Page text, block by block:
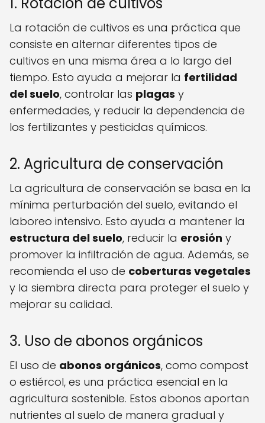
La rotación de cultivos es una práctica que
consiste en alternar diferentes tipos de
cultivos en una misma área a lo largo del
tiempo. Esto ayuda a mejorar la fertilidad
del suelo, controlar las plagas y
enfermedades, y reducir la dependencia de
los fertilizantes y pesticidas químicos.
2. Agricultura de conservación
La agricultura de conservación se basa en la
mínima perturbación del suelo, evitando el
laboreo intensivo. Esto ayuda a mantener la
estructura del suelo, reducir la erosión y
promover la infiltración de agua. Además, se
recomienda el uso de coberturas vegetales
y la siembra directa para proteger el suelo y
mejorar su calidad.
3. Uso de abonos orgánicos
El uso de abonos orgánicos, como compost
o estiércol, es una práctica esencial en la
agricultura sostenible. Estos abonos aportan
nutrientes al suelo de manera gradual y